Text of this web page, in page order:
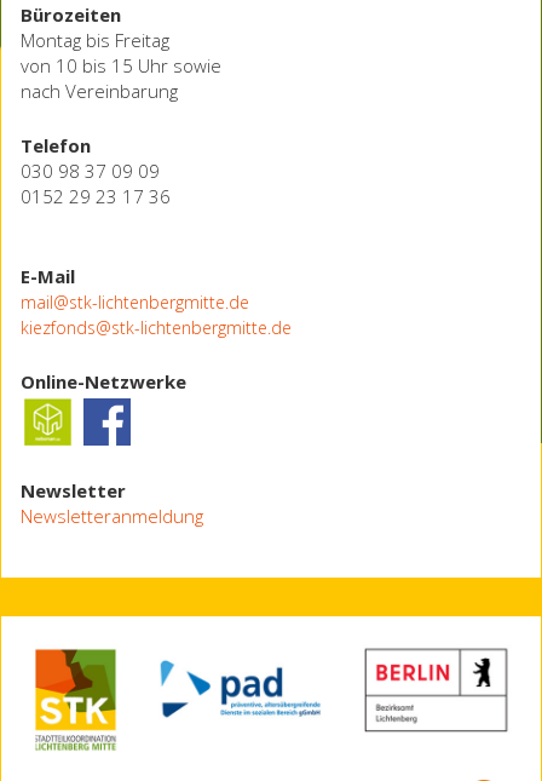
Bürozeiten
Montag bis Freitag
von 10 bis 15 Uhr sowie
nach Vereinbarung
Telefon
030 98 37 09 09
0152 29 23 17 36
E-Mail
mail@stk-lichtenbergmitte.de
kiezfonds@stk-lichtenbergmitte.de
Online-Netzwerke
Newsletter
Newsletteranmeldung